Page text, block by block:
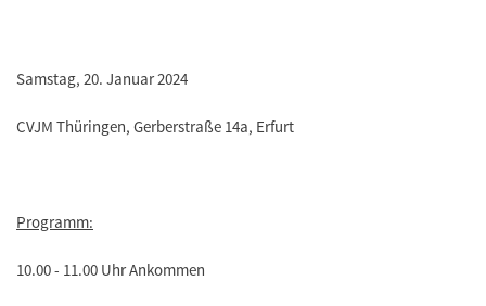
Samstag, 20. Januar 2024
CVJM Thüringen, Gerberstraße 14a, Erfurt
Programm:
10.00 - 11.00 Uhr Ankommen